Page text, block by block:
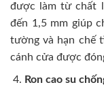
được làm từ chất
đến 1,5 mm giúp
tường và hạn chế
cánh cửa được
Ron cao su